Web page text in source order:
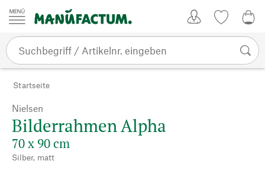
Zum Inhalt springen
Startseite
Nielsen
Bilderrahmen Alpha
70 x 90 cm
Silber, matt